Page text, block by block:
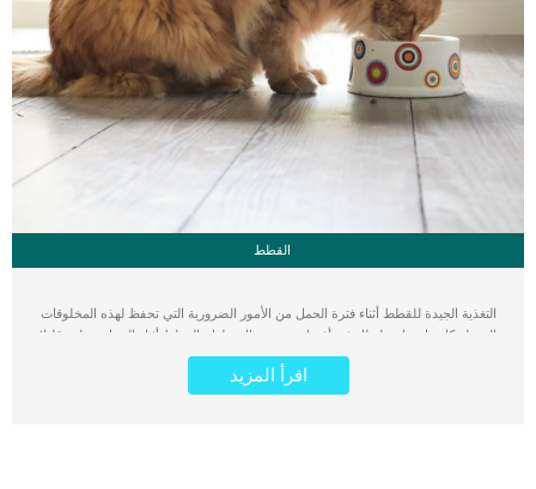
القطط
التغذية الجيدة للقطط أثناء فترة الحمل من الأمور الضرورية التي تحفظ لهذه المخلوقات
الجميلة كل ما تحتاجة لتظل في أفضل صحة وحال. طعام القطط أثناء الحمل يختلف قليلا
عن الطعام الذي قد تتناوله في فترات حياتها العادية, يعتقد بعض مربي القطط أن القطة
في فترة الحمل لا تحتاج التغذية الزائدة, كما يظن البعض أن الإفراط في إطعام القطط
يؤدي إلى مزيد من الصحة, وكلا الأمرين خطأ. التغذية المتوازنة للقطة الحامل هي
اقرأ المزيد